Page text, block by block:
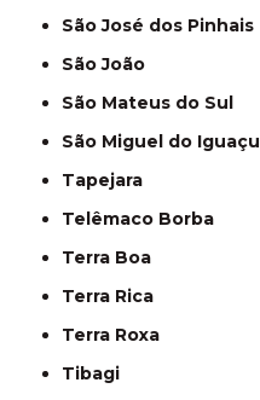
São José dos Pinhais
São João
São Mateus do Sul
São Miguel do Iguaçu
Tapejara
Telêmaco Borba
Terra Boa
Terra Rica
Terra Roxa
Tibagi